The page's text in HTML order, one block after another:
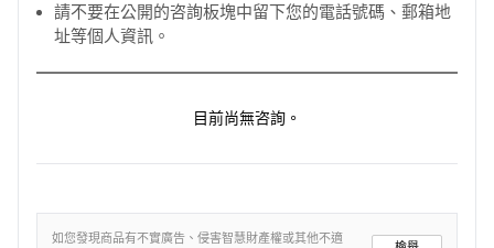
請不要在公開的咨詢板塊中留下您的電話號碼、郵箱地
址等個人資訊。
目前尚無咨詢。
如您發現商品有不實廣告、侵害智慧財產權或其他不適